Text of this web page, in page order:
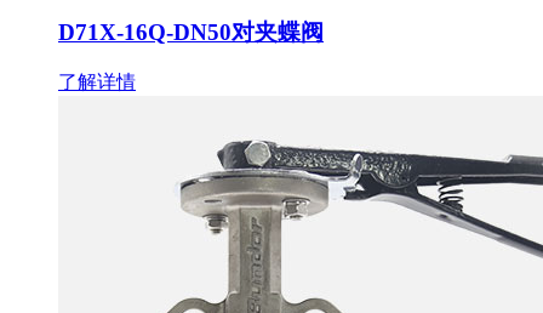
D71X-16Q-DN50对夹蝶阀
了解详情